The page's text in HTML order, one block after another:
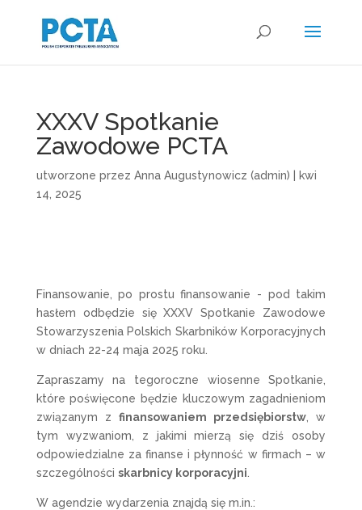
XXXV Spotkanie
Zawodowe PCTA
utworzone przez Anna Augustynowicz (admin)
kwi
14, 2025
Finansowanie, po prostu finansowanie - pod takim
hasłem odbędzie się XXXV Spotkanie Zawodowe
Stowarzyszenia Polskich Skarbników Korporacyjnych
w dniach 22-24 maja 2025 roku.
Zapraszamy na tegoroczne wiosenne Spotkanie,
które poświęcone będzie kluczowym zagadnieniom
związanym z finansowaniem przedsiębiorstw , w
tym wyzwaniom, z jakimi mierzą się dziś osoby
odpowiedzialne za finanse i płynność w firmach – w
szczególności skarbnicy korporacyjni
W agendzie wydarzenia znajdą się m.in.: